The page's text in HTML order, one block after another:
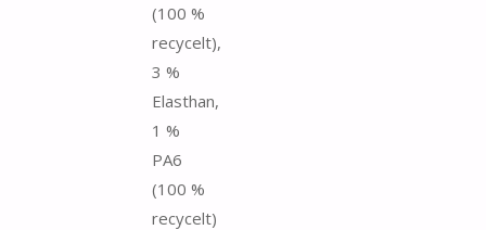
(100 %
recycelt),
3 %
Elasthan,
1 %
PA6
(100 %
recycelt)